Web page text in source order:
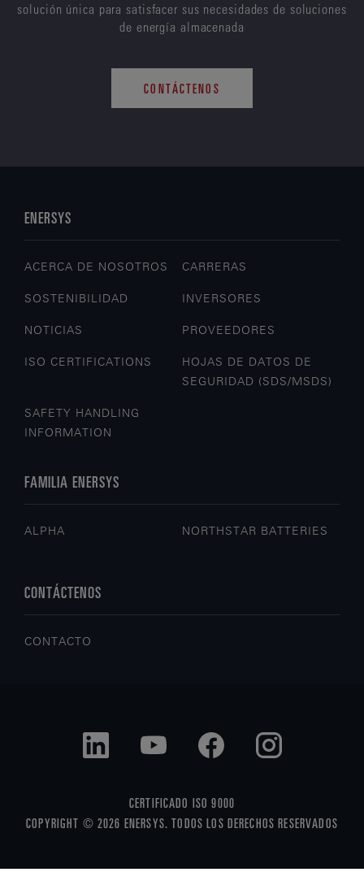
solución única para satisfacer sus necesidades de soluciones
de energía almacenada
CONTÁCTENOS
ENERSYS
ACERCA DE NOSOTROS CARRERAS
SOSTENIBILIDAD INVERSORES
NOTICIAS PROVEEDORES
ISO CERTIFICATIONS
HOJAS DE DATOS DE
SEGURIDAD (SDS/MSDS)
SAFETY HANDLING
INFORMATION
FAMILIA ENERSYS
ALPHA NORTHSTAR BATTERIES
CONTÁCTENOS
CONTACTO
CERTIFICADO ISO 9000
COPYRIGHT © 2026 ENERSYS. TODOS LOS DERECHOS RESERVADOS